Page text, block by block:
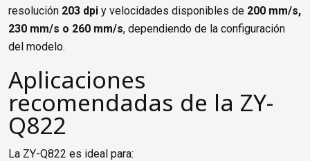
resolución 203 dpi y velocidades disponibles de 200 mm/s,
230 mm/s o 260 mm/s, dependiendo de la configuración
del modelo.
Aplicaciones
recomendadas de la ZY-
Q822
La ZY-Q822 es ideal para: